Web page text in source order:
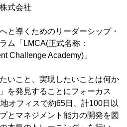
式会社
と導くためのリーダーシップ・
ム「LMCA(正式名称：
Challenge Academy)」
いこと、実現したいことは何か
を発見することにフォーカス
オフィスで約65日、計100日以
とマネジメント能力の開発を図